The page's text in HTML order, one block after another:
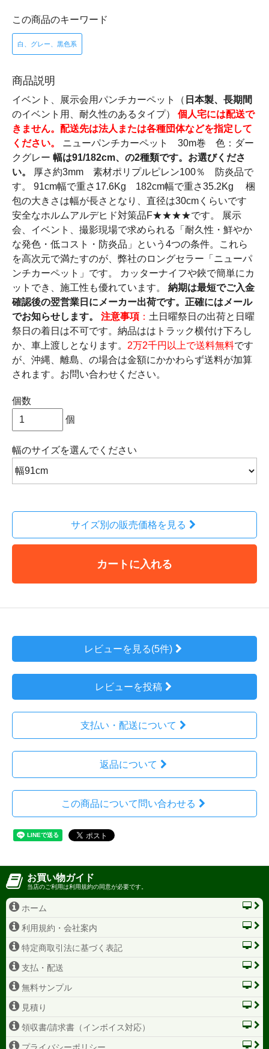
この商品のキーワード
白、グレー、黒色系
商品説明
イベント、展示会用パンチカーペット（ 日本製、長期間
のイベント用、耐久性のあるタイプ） 個人宅には配送で
きません。配送先は法人または各種団体などを指定して
ください。
ニューパンチカーペット 30m巻 色：ダー
クグレー 幅は91/182cm、の2種類です。お選びくださ
い。
厚さ約3mm 素材ポリプルピレン100％ 防炎品で
す。 91cm幅で重さ17.6Kg 182cm幅で重さ35.2Kg 梱
包の大きさは幅が長さとなり、直径は30cmくらいです
安全なホルムアルデヒド対策品F★★★★です。 展示
会、イベント、撮影現場で求められる「耐久性・鮮やか
な発色・低コスト・防炎品」という4つの条件。これら
を高次元で満たすのが、弊社のロングセラー「ニューパ
ンチカーペット」です。 カッターナイフや鋏で簡単にカ
ットでき、施工性も優れています。 納期は最短でご入金
確認後の翌営業日にメーカー出荷です。正確にはメール
でお知らせします。
注意事項 ： 土日曜祭日の出荷と日曜
祭日の着日は不可です。納品ははトラック横付け下ろし
か、車上渡しとなります。 2万2千円以上で送料無料です
が、沖縄、離島、の場合は金額にかかわらず送料が加算
されます。お問い合わせください。
個数
個
幅のサイズを選んでください
サイズ別の販売価格を見る
カートに入れる
レビューを見る(5件)
レビューを投稿
支払い・配送について
返品について
この商品について問い合わせる
お買い物ガイド
当店のご利用は利用規約の同意が必要です。
ホーム
利用規約・会社案内
特定商取引法に基づく表記
支払・配送
無料サンプル
見積り
領収書/請求書（インボイス対応）